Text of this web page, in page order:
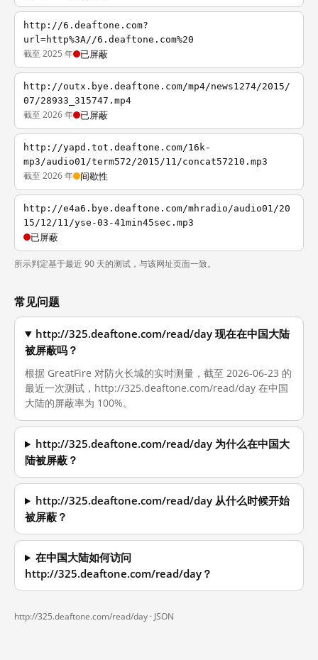
http://6.deaftone.com?
url=http%3A//6.deaftone.com%20
截至 2025 年 已屏蔽
http://outx.bye.deaftone.com/mp4/news1274/2015/
07/28933_315747.mp4
截至 2026 年 已屏蔽
http://yapd.tot.deaftone.com/16k-
mp3/audio01/term572/2015/11/concat57210.mp3
截至 2026 年 间歇性
http://e4a6.bye.deaftone.com/mhradio/audio01/20
15/12/11/yse-03-41min45sec.mp3
已屏蔽
所示判定基于最近 90 天的测试，与该网址页面一致。
常见问题
http://325.deaftone.com/read/day 现在在中国大陆
被屏蔽吗？
根据 GreatFire 对防火长城的实时测量，截至 2026-06-23 的
最近一次测试，http://325.deaftone.com/read/day 在中国
大陆的屏蔽率为 100%。
http://325.deaftone.com/read/day 为什么在中国大
陆被屏蔽？
http://325.deaftone.com/read/day 从什么时候开始
被屏蔽？
在中国大陆如何访问
http://325.deaftone.com/read/day？
http://325.deaftone.com/read/day · JSON